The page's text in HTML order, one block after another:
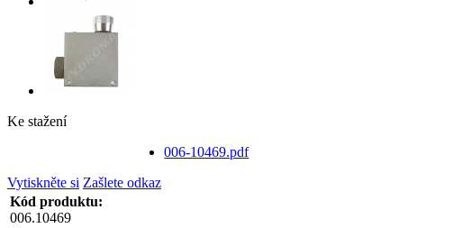
Ke stažení
006-10469.pdf
Vytiskněte si Zašlete odkaz
Kód produktu:
006.10469